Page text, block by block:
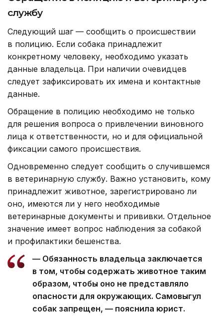
службу
Следующий шаг — сообщить о происшествии
в полицию. Если собака принадлежит
конкретному человеку, необходимо указать
данные владельца. При наличии очевидцев
следует зафиксировать их имена и контактные
данные.
Обращение в полицию необходимо не только
для решения вопроса о привлечении виновного
лица к ответственности, но и для официальной
фиксации самого происшествия.
Одновременно следует сообщить о случившемся
в ветеринарную службу. Важно установить, кому
принадлежит животное, зарегистрировано ли
оно, имеются ли у него необходимые
ветеринарные документы и прививки. Отдельное
значение имеет вопрос наблюдения за собакой
и профилактики бешенства.
— Обязанность владельца заключается
в том, чтобы содержать животное таким
образом, чтобы оно не представляло
опасности для окружающих. Самовыгул
собак запрещен, — пояснила юрист.